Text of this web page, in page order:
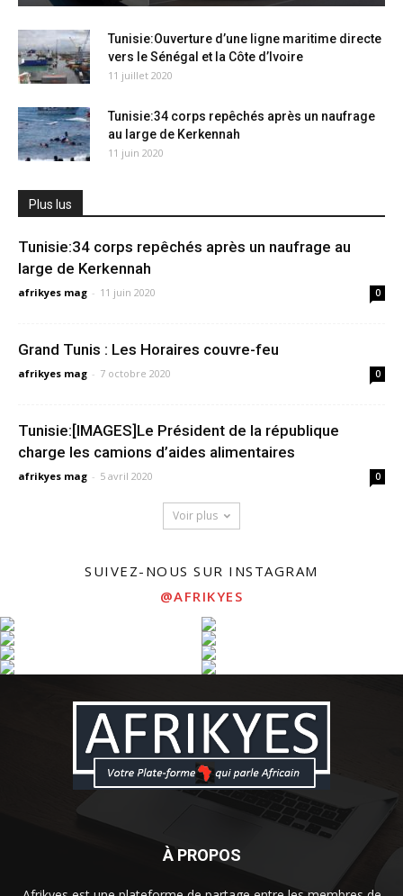
Tunisie:Ouverture d’une ligne maritime directe
vers le Sénégal et la Côte d’Ivoire
11 juillet 2020
Tunisie:34 corps repêchés après un naufrage
au large de Kerkennah
11 juin 2020
Plus lus
Tunisie:34 corps repêchés après un naufrage au
large de Kerkennah
afrikyes mag - 11 juin 2020 0
Grand Tunis : Les Horaires couvre-feu
afrikyes mag - 7 octobre 2020 0
Tunisie:[IMAGES]Le Président de la république
charge les camions d’aides alimentaires
afrikyes mag - 5 avril 2020 0
Voir plus
SUIVEZ-NOUS SUR INSTAGRAM
@AFRIKYES
À PROPOS